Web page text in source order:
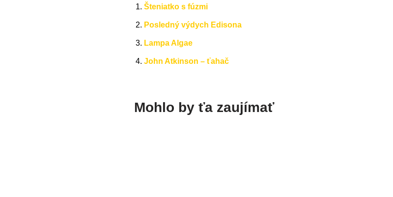
Šteniatko s fúzmi
Posledný výdych Edisona
Lampa Algae
John Atkinson – ťahač
Mohlo by ťa zaujímať